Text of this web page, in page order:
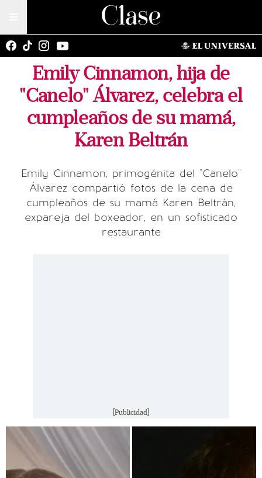
Emily Cinnamon, hija de
"Canelo" Álvarez, celebra el
cumpleaños de su mamá,
Karen Beltrán
Emily Cinnamon, primogénita del "Canelo"
Álvarez compartió fotos de la cena de
cumpleaños de su mamá Karen Beltrán,
expareja del boxeador, en un sofisticado
restaurante
[Publicidad]